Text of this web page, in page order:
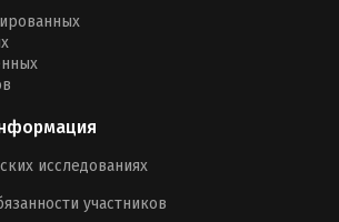
исследованиях
участников